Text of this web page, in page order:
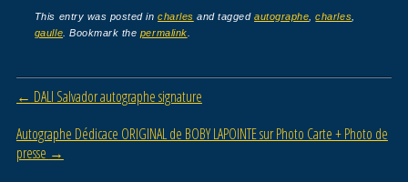
c
e
b
o
o
tt
er
ail
ta
er
This entry was posted incharles and taggedautographe ,charles
gaulle . Bookmark the permalink
Post navigation
← DALI Salvador autographe signature
Autographe Dédicace ORIGINAL de BOBY LAPOINTE sur Photo Carte + Photo de
presse →